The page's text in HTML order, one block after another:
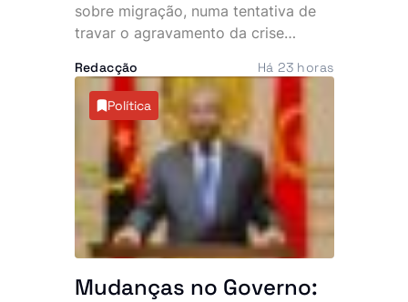
sobre migração, numa tentativa de
travar o agravamento da crise
manifestações anti-imigração e
ataques contra cidadãos
estrangeiros. O tema deverá dominar
a próxima cimeira da Comunidade de
Desenvolvimento da África Austral
(SADC), marcada para este mês, em
Durban.
Redacção Há 23 horas
Política
Mudanças no Governo: